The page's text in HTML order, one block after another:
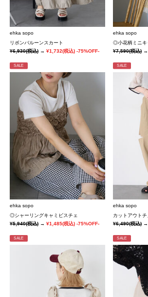
ehka sopo
リボンバルーンスカート
¥6,930(税込) → ¥1,732(税込) -75%OFF-
ehka sopo
◎小花柄ミニキ
¥7,590(税込)
SALE
ehka sopo
◎シャーリングキャミビスチェ
¥5,940(税込) → ¥1,485(税込) -75%OFF-
SALE
ehka sopo
カットアウトチ
¥6,490(税込)
SALE SALE